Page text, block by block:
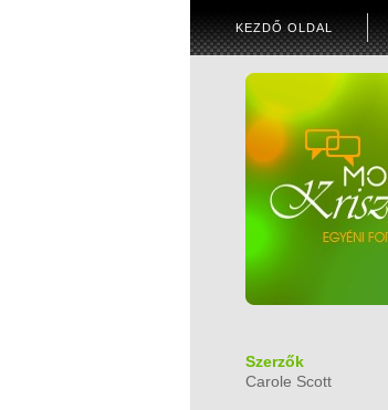
KEZDŐ OLDAL
Szerzők
Carole Scott